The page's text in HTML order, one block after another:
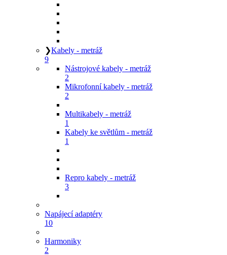
❯Kabely - metráž
9
Nástrojové kabely - metráž
2
Mikrofonní kabely - metráž
2
Multikabely - metráž
1
Kabely ke světlům - metráž
1
Repro kabely - metráž
3
Napájecí adaptéry
10
Harmoniky
2